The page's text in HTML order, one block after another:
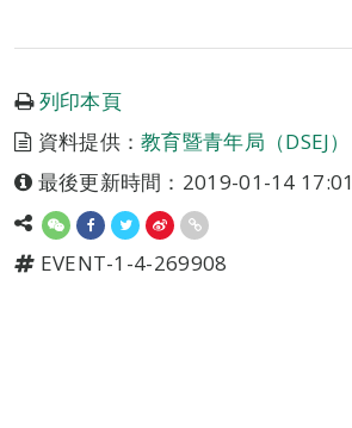
列印本頁
資料提供：教育暨青年局（DSEJ）
最後更新時間：2019-01-14 17:01
EVENT-1-4-269908